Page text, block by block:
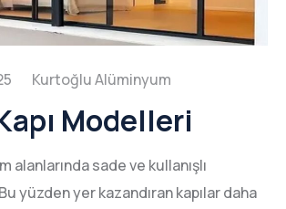
Modelleri
alanlarında sade ve kullanışlı
yüzden yer kazandıran kapılar daha